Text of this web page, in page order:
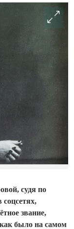
судя по
звание,
было на самом